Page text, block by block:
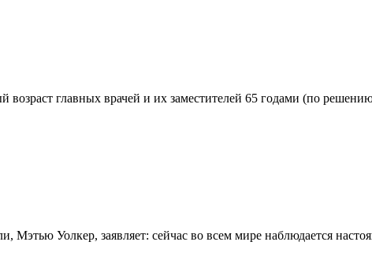
главных врачей и их заместителей 65 годами (по
Мэтью Уолкер, заявляет: сейчас во всем мире наблюдается